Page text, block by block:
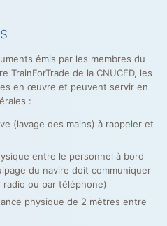
émis par les membres du
TrainForTrade de la CNUCED, les
en œuvre et peuvent servir en
:
(lavage des mains) à rappeler et
entre le personnel à bord
du navire doit communiquer
radio ou par téléphone)
physique de 2 mètres entre